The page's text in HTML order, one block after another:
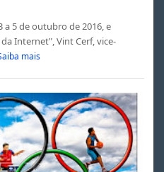
a 5 de outubro de 2016, e
Internet", Vint Cerf, vice-
mais